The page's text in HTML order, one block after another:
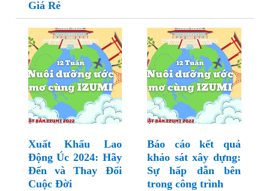
Giá Rẻ
Xuất Khẩu Lao
Động Úc 2024: Hãy
Đến và Thay Đổi
Cuộc Đời
Báo cáo kết quả
khảo sát xây dựng:
Sự hấp dẫn bên
trong công trình